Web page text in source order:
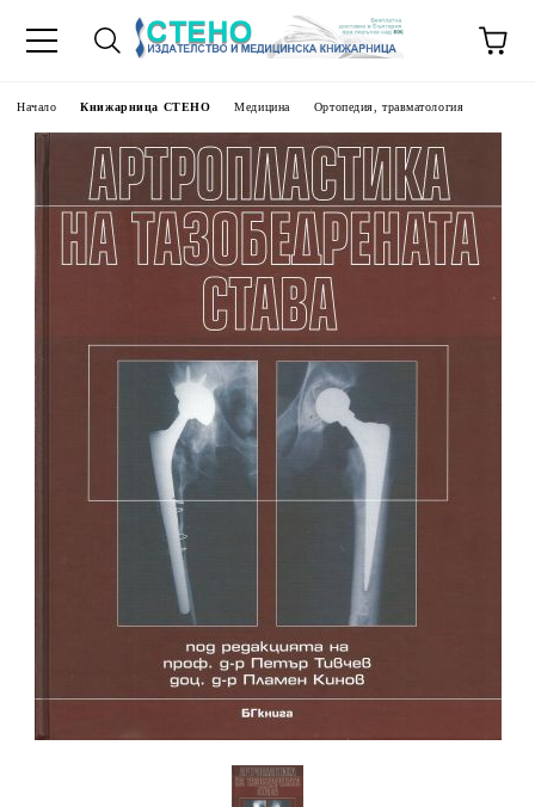
Начало Книжарница СТЕНО Медицина Ортопедия, травматология